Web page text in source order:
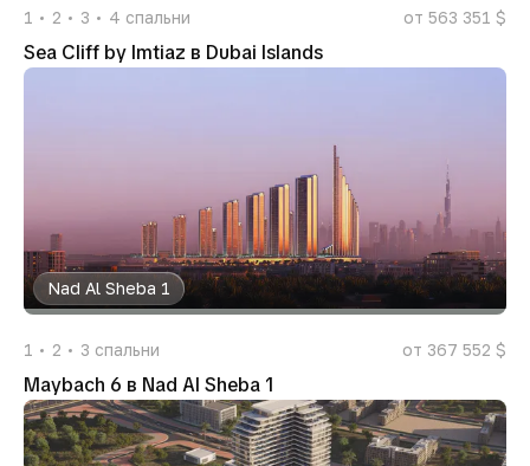
1 2 3 4 спальни от 563 351 $
Sea Cliff by Imtiaz в Dubai Islands
Nad Al Sheba 1
1 2 3 спальни от 367 552 $
Maybach 6 в Nad Al Sheba 1